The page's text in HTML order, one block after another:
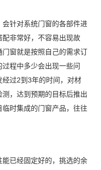
针对系统门窗的各部件进
非常好，不容易出现故
窗就是按照自己的需求订
程中多少会出现一些问
过2到3年的时间，对材
，达到预期的目标后推出
时集成的门窗产品，往往
已经固定好的，挑选的余